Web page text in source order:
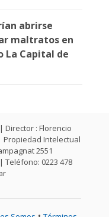
abrirse
maltratos en
La Capital de
Director : Florencio
Propiedad Intelectual
2551
Teléfono: 0223 478